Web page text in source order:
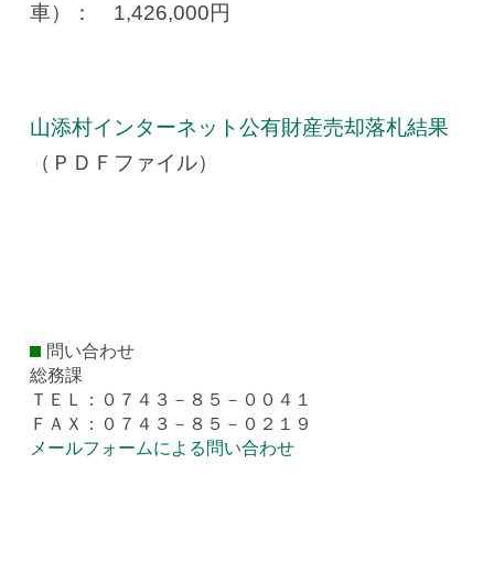
車）： 1,426,000円
山添村インターネット公有財産売却落札結果
（ＰＤＦファイル）
問い合わせ
総務課
ＴＥＬ：０７４３－８５－００４１
ＦＡＸ：０７４３－８５－０２１９
メールフォームによる問い合わせ